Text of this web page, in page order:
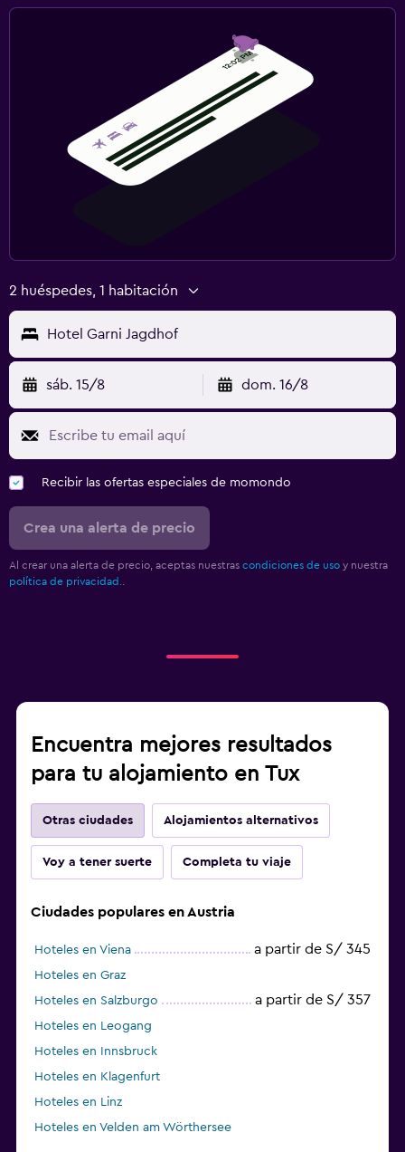
2 huéspedes, 1 habitación
Hotel Garni Jagdhof
sáb. 15/8 dom. 16/8
Recibir las ofertas especiales de momondo
Crea una alerta de precio
Al crear una alerta de precio, aceptas nuestras condiciones de uso y nuestra
política de privacidad.
Encuentra mejores resultados
para tu alojamiento en Tux
Otras ciudades Alojamientos alternativos
Voy a tener suerte Completa tu viaje
Ciudades populares en Austria
Hoteles en Viena a partir de S/ 345
Hoteles en Graz
Hoteles en Salzburgo
a partir de S/ 357
Hoteles en Leogang
Hoteles en Innsbruck
Hoteles en Klagenfurt
Hoteles en Linz
Hoteles en Velden am Wörthersee